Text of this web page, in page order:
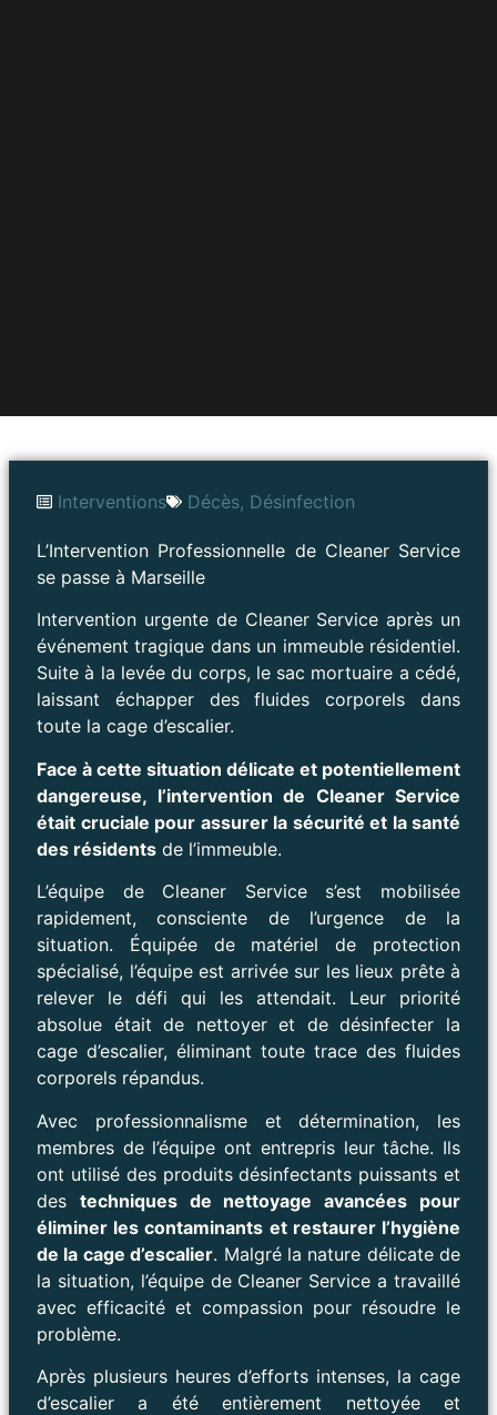
Interventions Décès, Désinfection
L’Intervention Professionnelle de Cleaner Service
se passe à Marseille
Intervention urgente de Cleaner Service après un
événement tragique dans un immeuble résidentiel.
Suite à la levée du corps, le sac mortuaire a cédé,
laissant échapper des fluides corporels dans
toute la cage d’escalier.
Face à cette situation délicate et potentiellement
dangereuse, l’intervention de Cleaner Service
était cruciale pour assurer la sécurité et la santé
des résidents de l’immeuble.
L’équipe de Cleaner Service s’est mobilisée
rapidement, consciente de l’urgence de la
situation. Équipée de matériel de protection
spécialisé, l’équipe est arrivée sur les lieux prête à
relever le défi qui les attendait. Leur priorité
absolue était de nettoyer et de désinfecter la
cage d’escalier, éliminant toute trace des fluides
corporels répandus.
Avec professionnalisme et détermination, les
membres de l’équipe ont entrepris leur tâche. Ils
ont utilisé des produits désinfectants puissants et
des techniques de nettoyage avancées pour
éliminer les contaminants et restaurer l’hygiène
de la cage d’escalier. Malgré la nature délicate de
la situation, l’équipe de Cleaner Service a travaillé
avec efficacité et compassion pour résoudre le
problème.
Après plusieurs heures d’efforts intenses, la cage
d’escalier a été entièrement nettoyée et